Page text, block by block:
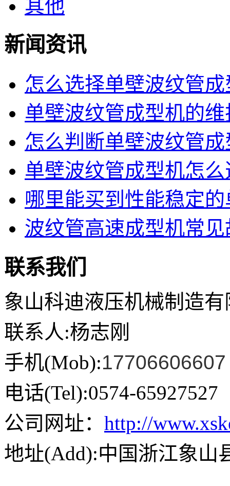
其他
新闻资讯
怎么选择单壁波纹管
单壁波纹管成型机的
怎么判断单壁波纹管
单壁波纹管成型机怎
哪里能买到性能稳定
波纹管高速成型机常见
联系我们
象山科迪液压机械制造有
联系人:杨志刚
手机(Mob):17706606607
电话(Tel):0574-65927527
公司网址： http://
地址(Add):中国浙江象山